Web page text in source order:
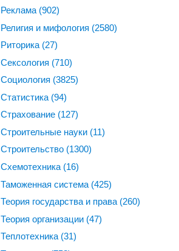
Реклама (902)
Религия и мифология (2580)
Риторика (27)
Сексология (710)
Социология (3825)
Статистика (94)
Страхование (127)
Строительные науки (11)
Строительство (1300)
Схемотехника (16)
Таможенная система (425)
Теория государства и права (260)
Теория организации (47)
Теплотехника (31)